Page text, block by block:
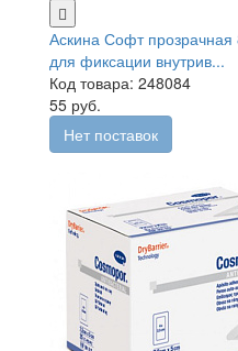
Аскина Софт
для фиксации внутрив...
Код товара: 248084
55 руб.
Нет поставок